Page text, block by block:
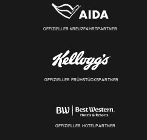
OFFIZIELLER KREUZFAHRTPARTNER
OFFIZIELLER FRÜHSTÜCKSPARTNER
OFFIZIELLER HOTELPARTNER